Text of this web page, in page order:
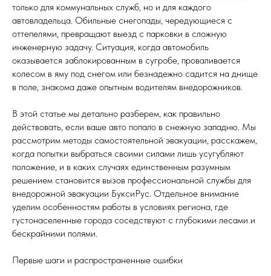
только для коммунальных служб, но и для каждого
автовладельца. Обильные снегопады, чередующиеся с
оттепелями, превращают выезд с парковки в сложную
инженерную задачу. Ситуация, когда автомобиль
оказывается заблокированным в сугробе, проваливается
колесом в яму под снегом или безнадежно садится на днище
в поле, знакома даже опытным водителям внедорожников.
В этой статье мы детально разберем, как правильно
действовать, если ваше авто попало в снежную западню. Мы
рассмотрим методы самостоятельной эвакуации, расскажем,
когда попытки выбраться своими силами лишь усугубляют
положение, и в каких случаях единственным разумным
решением становится вызов профессиональной службы для
внедорожной эвакуации БуксиРус. Отдельное внимание
уделим особенностям работы в условиях региона, где
густонаселенные города соседствуют с глубокими лесами и
бескрайними полями.
Первые шаги и распространенные ошибки